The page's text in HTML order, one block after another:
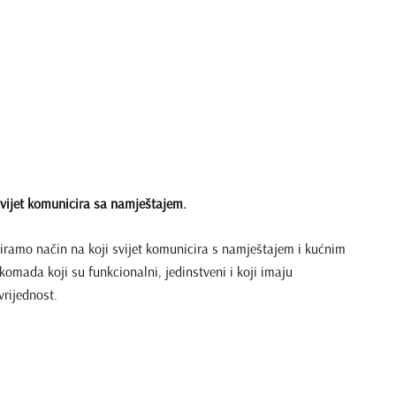
komunicira sa namještajem.
način na koji svijet komunicira s namještajem i kućnim
koji su funkcionalni, jedinstveni i koji imaju